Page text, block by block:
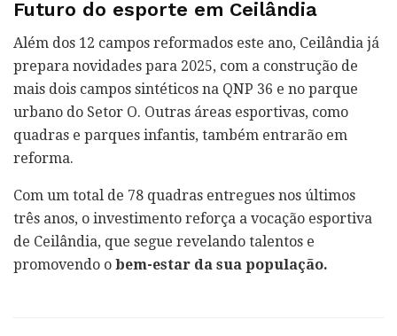
Futuro do esporte em Ceilândia
Além dos 12 campos reformados este ano, Ceilândia já
prepara novidades para 2025, com a construção de
mais dois campos sintéticos na QNP 36 e no parque
urbano do Setor O. Outras áreas esportivas, como
quadras e parques infantis, também entrarão em
reforma.
Com um total de 78 quadras entregues nos últimos
três anos, o investimento reforça a vocação esportiva
de Ceilândia, que segue revelando talentos e
promovendo o bem-estar da sua população.